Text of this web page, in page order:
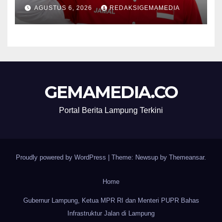
AGUSTUS 6, 2026 REDAKSIGEMAMEDIA
GEMAMEDIA.CO
Portal Berita Lampung Terkini
Proudly powered by WordPress Theme: Newsup by Themeansar.
Home
Gubernur Lampung, Ketua MPR RI dan Menteri PUPR Bahas
Infrastruktur Jalan di Lampung